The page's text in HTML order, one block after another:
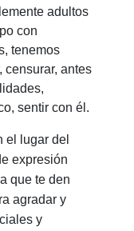
adultos
con
tenemos
censurar, antes
sentir con él.
el lugar del
expresión
que te den
agradar y
y